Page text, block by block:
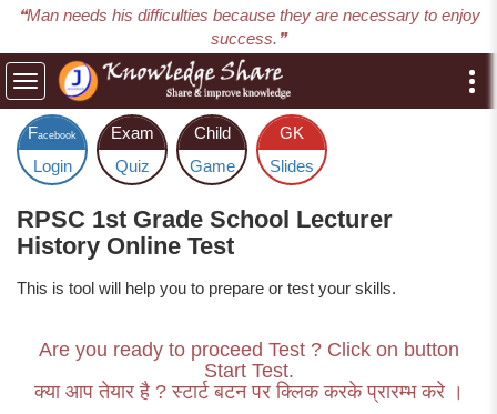
❝Man needs his difficulties because they are necessary to enjoy
success.❞
Toggle
navigation
Facebook
Login
Exam
Quiz
Child
Game
GK
Slides
RPSC 1st Grade School Lecturer
History Online Test
This is tool will help you to prepare or test your skills.
Are you ready to proceed Test ? Click on button
Start Test.
क्या आप तेयार है ? स्टार्ट बटन पर क्लिक करके प्रारम्भ करे ।